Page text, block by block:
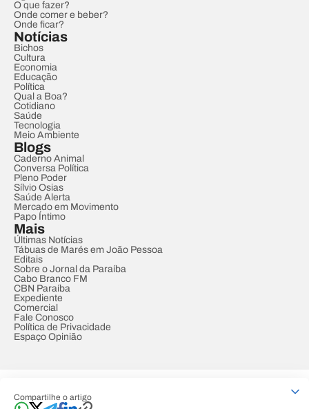
Compartilhe o artigo
O que fazer?
Onde comer e beber?
Onde ficar?
Notícias
Bichos
Cultura
Economia
Educação
Política
Qual a Boa?
Cotidiano
Saúde
Tecnologia
Meio Ambiente
Blogs
Caderno Animal
Conversa Política
Pleno Poder
Sílvio Osias
Saúde Alerta
Mercado em Movimento
Papo Íntimo
Mais
Últimas Notícias
Tábuas de Marés em João Pessoa
Editais
Sobre o Jornal da Paraíba
Cabo Branco FM
CBN Paraíba
Expediente
Comercial
Fale Conosco
Política de Privacidade
Espaço Opinião